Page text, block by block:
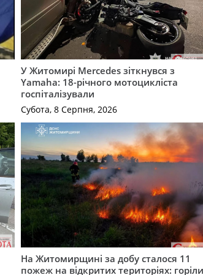
У Житомирі Mercedes зіткнувся з
Yamaha: 18-річного мотоцикліста
госпіталізували
Субота, 8 Серпня, 2026
На Житомирщині за добу сталося 11
пожеж на відкритих територіях: горіли